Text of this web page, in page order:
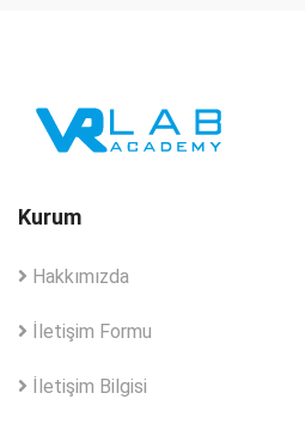
Kurum
Hakkımızda
İletişim Formu
İletişim Bilgisi